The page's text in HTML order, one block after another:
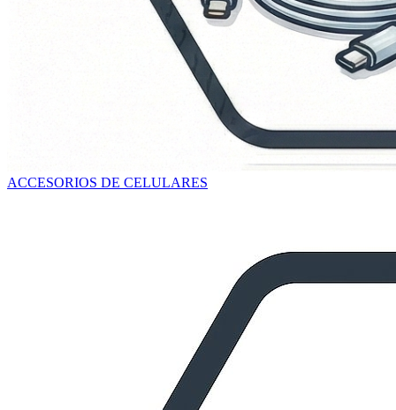
ACCESORIOS DE CELULARES